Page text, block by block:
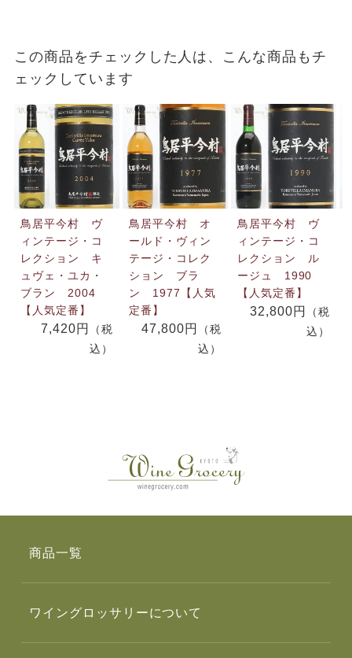
この商品をチェックした人は、こんな商品もチ
ェックしています
鳥居平今村 ヴ
ィンテージ・コ
レクション キ
ュヴェ・ユカ・
ブラン 2004
【人気定番】
7,420円
（税
込）
鳥居平今村 オ
ールド・ヴィン
テージ・コレク
ション ブラ
ン 1977【人気
定番】
47,800円
（税
込）
鳥居平今村 ヴ
ィンテージ・コ
レクション ル
ージュ 1990
【人気定番】
32,800円
（税
込）
商品一覧
ワイングロッサリーについて